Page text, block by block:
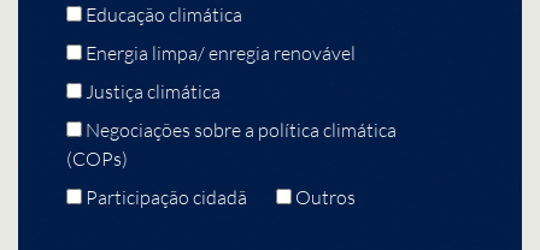
Educação climática
Energia limpa/ enregia renovável
Justiça climática
Negociações sobre a política climática
(COPs)
Participação cidadã
Outros